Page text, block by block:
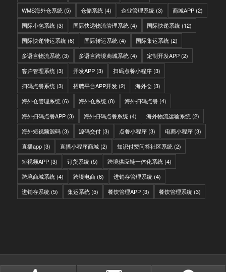
WMS海外仓系统(5) 仓储系统(4) 企业管理系统(3) 商城APP(2)
国际小包系统(3) 国际快递物流管理系统(4) 国际快递系统(12)
国际快递转运系统(6) 国际转运系统(4) 国际集运系统(2)
多语言物流系统(3) 多语言跨境商城系统(4) 定制开发APP(2)
客户管理系统(3) 开发APP(3) 扫码点餐小程序(3)
扫码点餐系统(3) 招聘平台APP开发(2) 海外仓(3)
海外仓管理系统(6) 海外仓系统(8) 海外扫码点餐(4)
海外扫码点餐APP(3) 海外扫码点餐系统(4) 海外物流运输系统(2)
海外短视频源码(3) 源码交付(3) 点餐小程序(3) 电商小程序(3)
直播app(3) 直播小程序商城(2) 知识付费问答社区系统(2)
短视频APP(3) 订货系统(5) 跨境供应链一体化系统(4)
跨境商城系统(4) 跨境电商(6) 进销存管理系统(4)
进销存系统(5) 集运系统(5) 餐饮管理APP(3) 餐饮管理系统(3)
© Copyright - IITC网域信息-软件开发，国际快递转运系统，WMS海外仓系